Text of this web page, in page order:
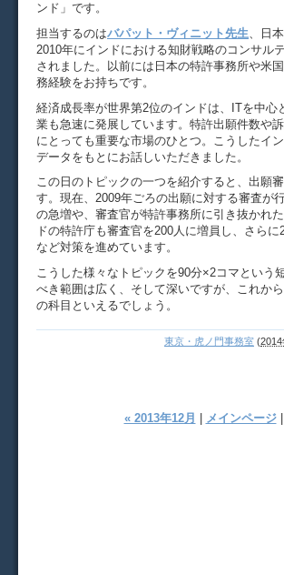
ンド」です。
担当するのはバパット・ヴィニット先生 、日
2010年にインドにおける知財戦略のコンサル
されました。以前には日本の特許事務所や米
務経験をお持ちです。
経済成長率が世界第2位のインドは、ITを中
業も急速に発展しています。特許出願件数や
にとっても重要な市場のひとつ。こうしたイ
データをもとにお話しいただきました。
この日のトピックの一つを紹介すると、出願
す。現在、2009年ごろの出願に対する審査が
の急増や、審査官が特許事務所に引き抜かれ
ドの特許庁も審査官を200人に増員し、さら
など対策を進めています。
こうした様々なトピックを90分×2コマという
べき範囲は広く、そして深いですが、これか
の科目といえるでしょう。
東京・虎ノ門事務室 (
« 2013年12月 メインページ|